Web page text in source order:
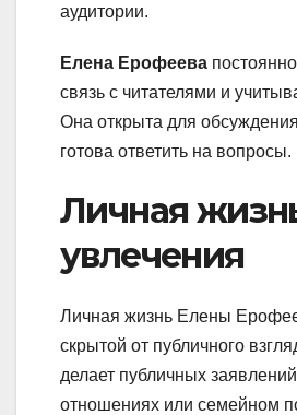
аудитории.
Елена Ерофеева
связь с читателями и
Она открыта для
готова ответить на вопросы.
Личная
увлечения
Личная жизнь Елены
скрытой от публичного
делает публичных
отношениях или семейном